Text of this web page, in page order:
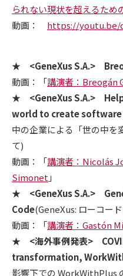
られない現状を超えるため
動画： https://youtu.be/
★ <GeneXus S.A.>
動画：「講演者：Breogán
★ <GeneXus S.A.>
world to create
中の企業による「世の中を
て)
動画：「講演者：Nicolás
Simonet 」
★ <GeneXus S.A.>
Code(GeneXus: ローコー
動画：「講演者：Gastón
★ <海外事例発表>
transformation,
影響下での WorkWithPlus